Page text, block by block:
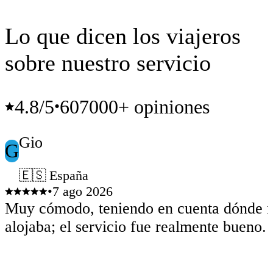
Lo que dicen los viajeros
sobre nuestro servicio
4.8/5•607000+ opiniones
GGio
🇪🇸 España
•7 ago 2026
Muy cómodo, teniendo en cuenta dónde
alojaba; el servicio fue realmente bueno.